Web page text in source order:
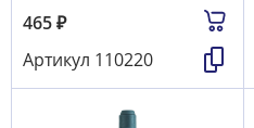
465₽
Артикул 110220